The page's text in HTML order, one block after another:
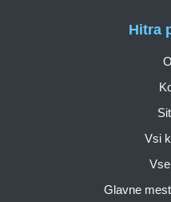
Hitra
Vsi
Glavne